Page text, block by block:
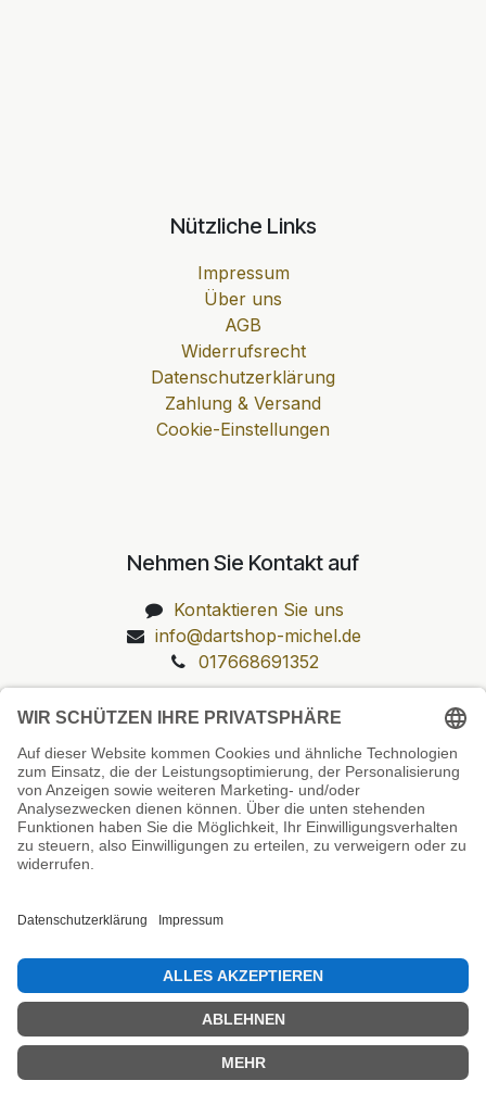
Nützliche Links
Impressum
Über uns
AGB
Widerrufsrecht
Datenschutzerklärung
Zahlung & Versand
Cookie-Einstellungen
Nehmen Sie Kontakt auf
Kontaktieren Sie uns
info@dartshop-michel.de
017668691352
Unsere Prüfsiegel